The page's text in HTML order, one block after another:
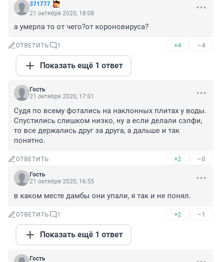
371777
21 октября 2020, 18:08
а умерла то от чего?от короновируса?
ОТВЕТИТЬ 1 +4 –4
Показать ещё 1 ответ
Гость
21 октября 2020, 17:01
Судя по всему фотались на наклонных плитах у воды.
Спустились слишком низко, ну а если делали сэлфи,
то все держались друг за друга, а дальше и так
понятно.
ОТВЕТИТЬ +2 –0
Гость
21 октября 2020, 16:55
в каком месте дамбы они упали, я так и не понял.
ОТВЕТИТЬ 1 +2 –1
Показать ещё 1 ответ
Гость